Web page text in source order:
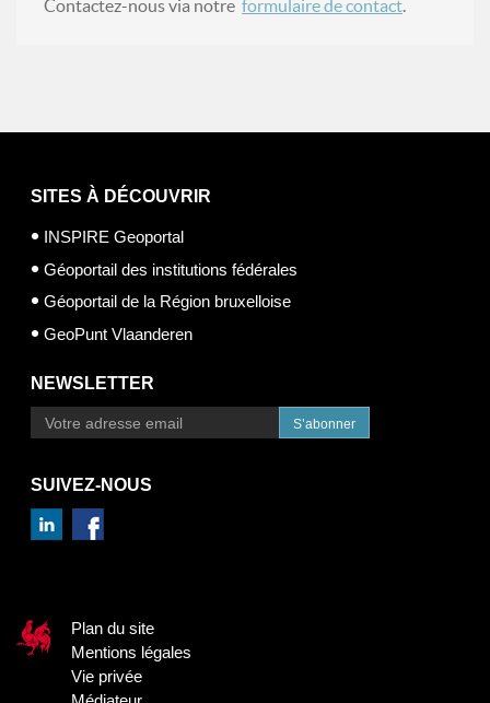
Contactez-nous via notre formulaire de contact.
SITES À DÉCOUVRIR
INSPIRE Geoportal
Géoportail des institutions fédérales
Géoportail de la Région bruxelloise
GeoPunt Vlaanderen
NEWSLETTER
S’abonner
SUIVEZ-NOUS
Plan du site
Mentions légales
Vie privée